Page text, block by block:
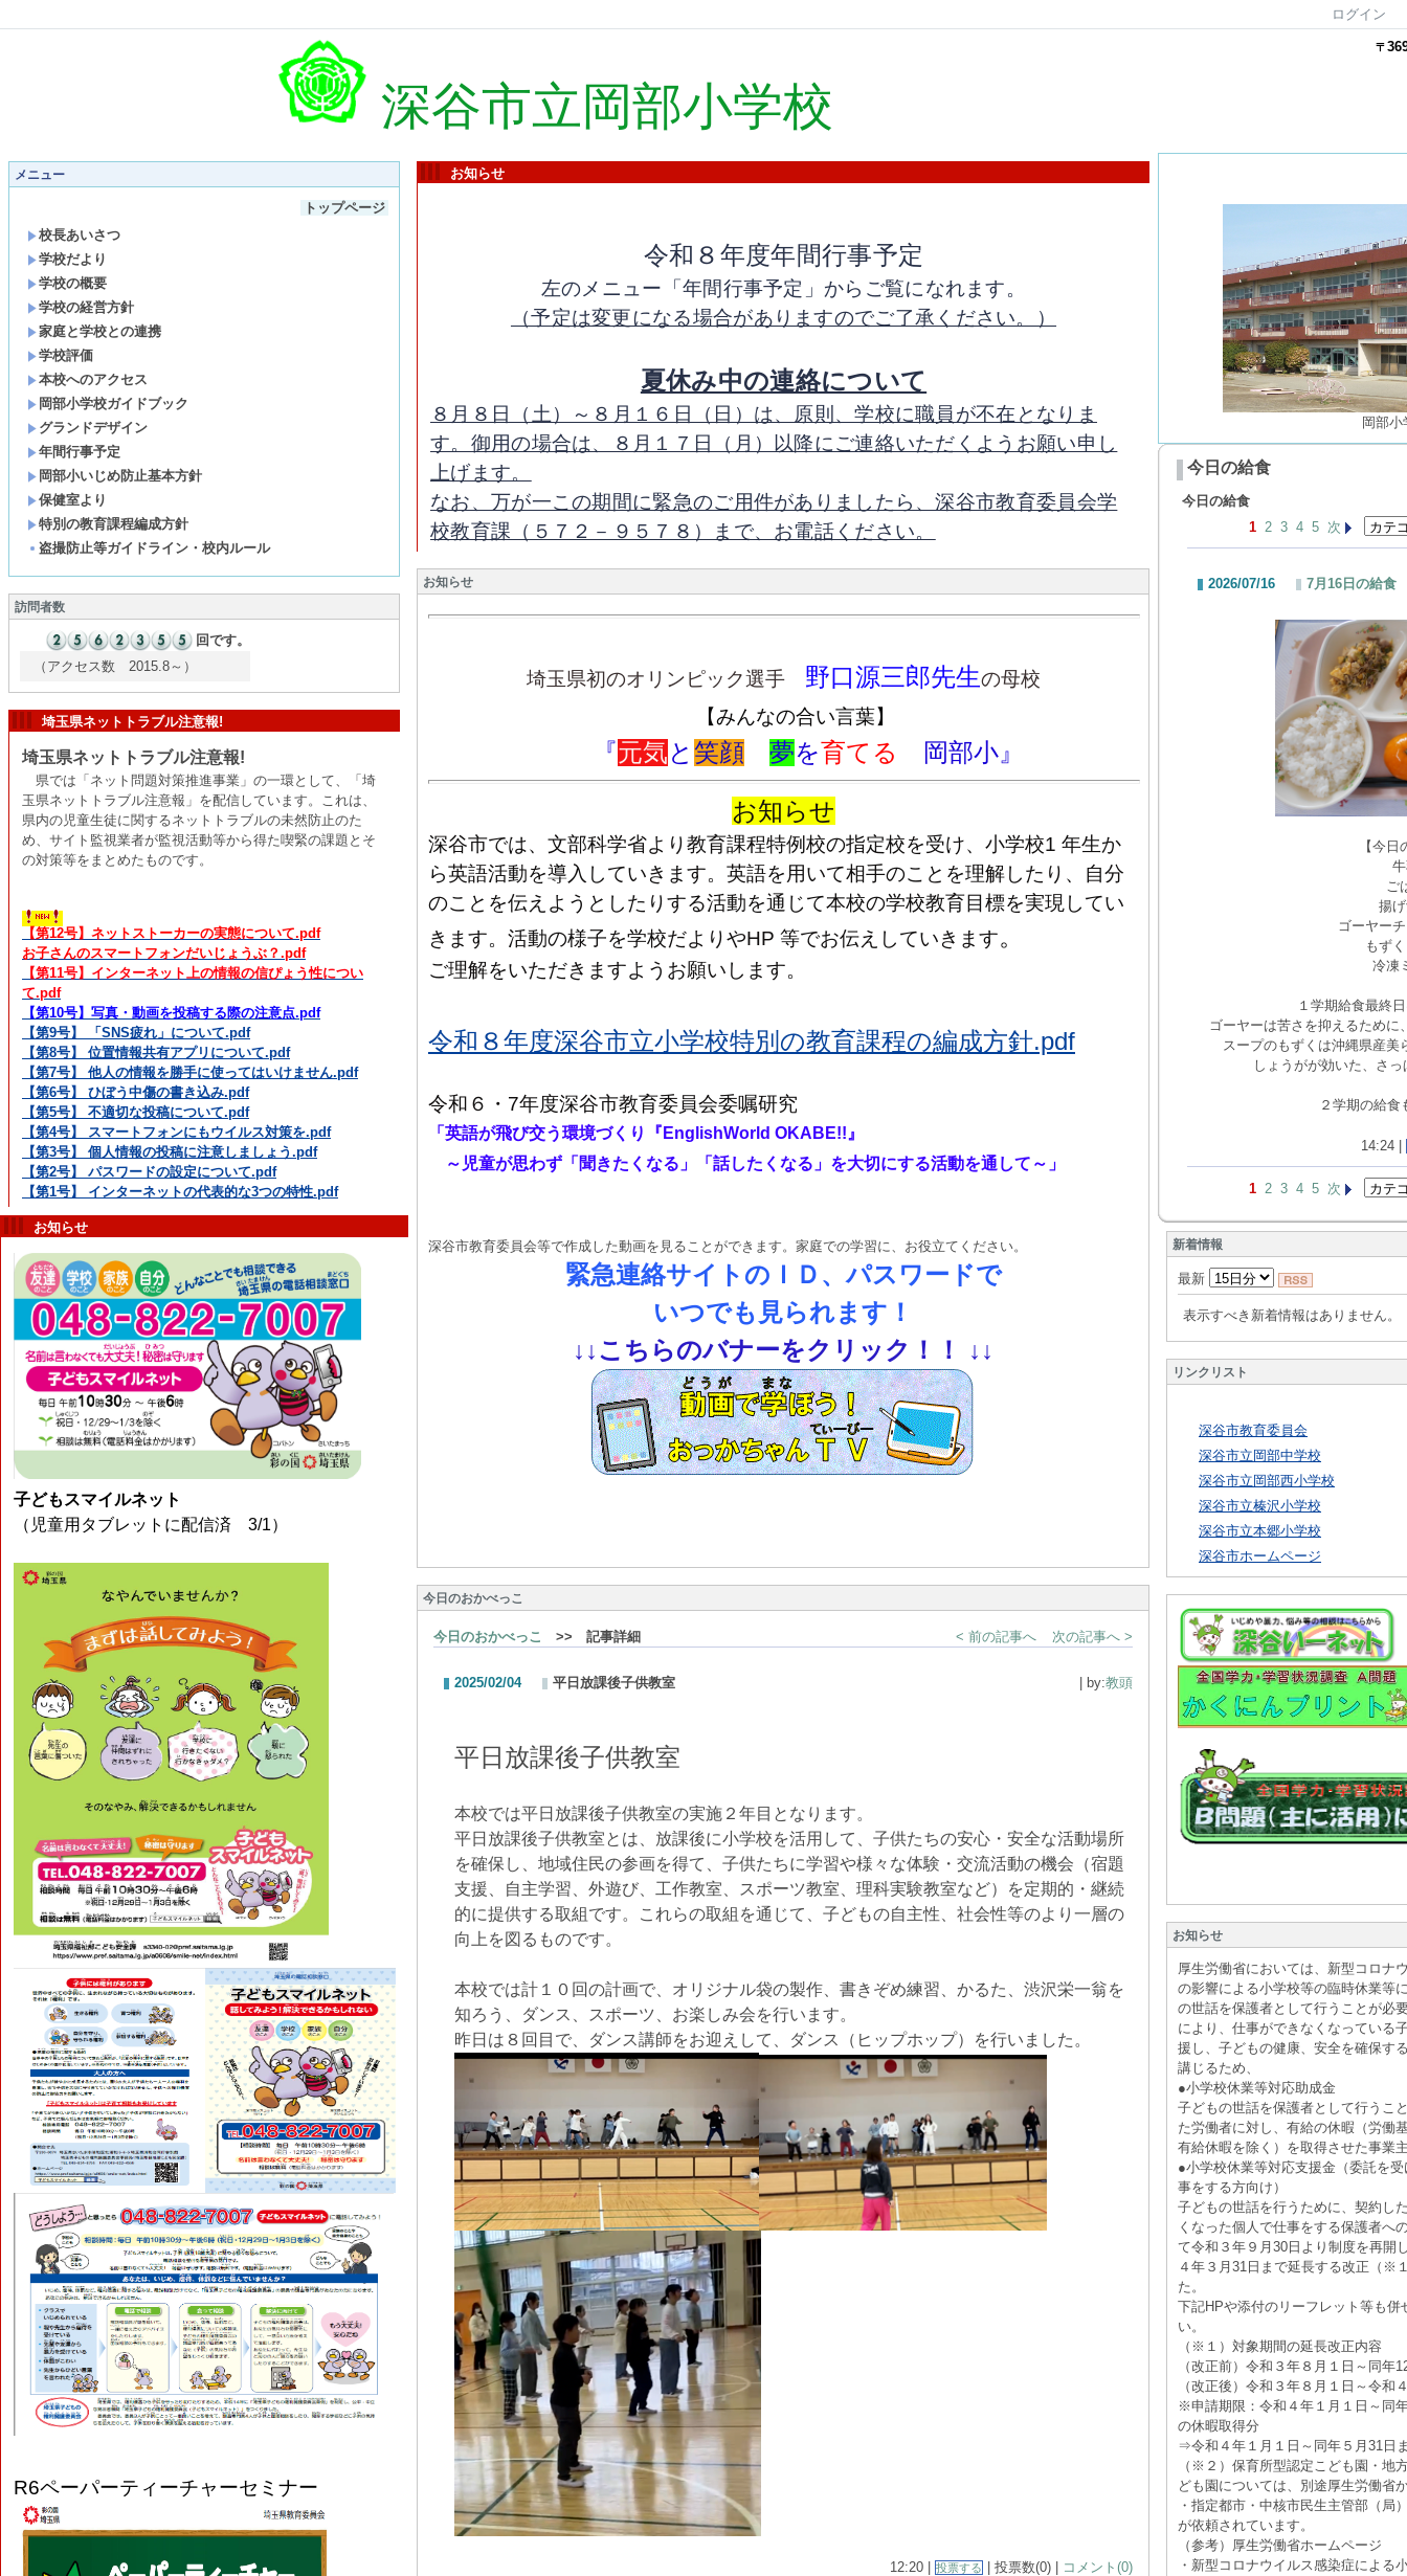
ログイン
深谷市立岡部小学校
〒
メニュー
トップページ
校長あいさつ
学校だより
学校の概要
学校の経営方針
家庭と学校との連携
学校評価
本校へのアクセス
岡部小学校ガイドブック
グランドデザイン
年間行事予定
岡部小いじめ防止基本方針
保健室より
特別の教育課程編成方針
盗撮防止等ガイドライン・校内ルール
訪問者数
回です。
（アクセス数 2015.8～）
埼玉県ネットトラブル注意報!
埼玉県ネットトラブル注意報!
県では「ネット問題対策推進事業」の一環として、「埼
玉県ネットトラブル注意報」を配信しています。これは、
県内の児童生徒に関するネットトラブルの未然防止のた
め、サイト監視業者が監視活動等から得た喫緊の課題とそ
の対策等をまとめたものです。
【第12号】ネットストーカーの実態について.pdf
お子さんのスマートフォンだいじょうぶ？.pdf
【第11号】インターネット上の情報の信ぴょう性につい
て.pdf
【第10号】写真・動画を投稿する際の注意点.pdf
【第9号】 「SNS疲れ」について.pdf
【第8号】 位置情報共有アプリについて.pdf
【第7号】 他人の情報を勝手に使ってはいけません.pdf
【第6号】 ひぼう中傷の書き込み.pdf
【第5号】 不適切な投稿について.pdf
【第4号】 スマートフォンにもウイルス対策を.pdf
【第3号】 個人情報の投稿に注意しましょう.pdf
【第2号】 パスワードの設定について.pdf
【第1号】 インターネットの代表的な3つの特性.pdf
お知らせ
子どもスマイルネット
（児童用タブレットに配信済 3/1）
R6ペーパーティーチャーセミナー
お知らせ
令和８年度年間行事予定
左のメニュー「年間行事予定」からご覧になれます。
（予定は変更になる場合がありますのでご了承ください。）
夏休み中の連絡について
８月８日（土）～８月１６日（日）は、原則、学校に職員が不在となりま
す。御用の場合は、８月１７日（月）以降にご連絡いただくようお願い申し
上げます。
なお、万が一この期間に緊急のご用件がありましたら、深谷市教育委員会学
校教育課（５７２－９５７８）まで、お電話ください。
お知らせ
埼玉県初のオリンピック選手 野口源三郎先生の母校
【みんなの合い言葉】
『元気と 笑顔 夢を育てる 岡部小』
お知らせ
深谷市では、文部科学省より教育課程特例校の指定校を受け、小学校1 年生か
ら英語活動を導入していきます。英語を用いて相手のことを理解したり、自分
のことを伝えようとしたりする活動を通じて本校の学校教育目標を実現してい
きます。活動の様子を学校だよりやHP 等でお伝えしていきます。
ご理解をいただきますようお願いします。
令和８年度深谷市立小学校特別の教育課程の編成方針.pdf
令和６・7年度深谷市教育委員会委嘱研究
「英語が飛び交う環境づくり『 EnglishWorld OKABE!!』
～児童が思わず「聞きたくなる」「話したくなる」を大切にする活動を通して～」
深谷市教育委員会等で作成した動画を見ることができます。家庭での学習に、お役立てください。
緊急連絡サイトのＩＤ、パスワードで
いつでも見られます！
↓ ↓こちらのバナーをクリック！！ ↓ ↓
今日のおかべっこ
今日のおかべっこ >> 記事詳細 < 前の記事へ 次の記事へ >
2025/02/04 平日放課後子供教室 | by:教頭
平日放課後子供教室
本校では平日放課後子供教室の実施２年目となります。
平日放課後子供教室とは、放課後に小学校を活用して、子供たちの安心・安全な活動場所
を確保し、地域住民の参画を得て、子供たちに学習や様々な体験・交流活動の機会（宿題
支援、自主学習、外遊び、工作教室、スポーツ教室、理科実験教室など）を定期的・継続
的に提供する取組です。これらの取組を通じて、子どもの自主性、社会性等のより一層の
向上を図るものです。
本校では計１０回の計画で、オリジナル袋の製作、書きぞめ練習、かるた、渋沢栄一翁を
知ろう、ダンス、スポーツ、お楽しみ会を行います。
昨日は８回目で、ダンス講師をお迎えして、ダンス（ヒップホップ）を行いました。
12:20 | 投票する | 投票数(0) | コメント(0)
岡部小
今日の給食
今日の給食
1 2 3 4 5 次
2026/07/16 7月16日の給食
【今日
ご
揚
ゴーヤー
もず
冷凍
１学期給食最終
ゴーヤーは苦さを抑えるため
スープのもずくは沖縄県産美
しょうがが効いた、さ
２学期の給食
14:24 |
1 2 3 4 5 次
新着情報
最新
表示すべき新着情報はありません。
リンクリスト
深谷市教育委員会
深谷市立岡部中学校
深谷市立岡部西小学校
深谷市立榛沢小学校
深谷市立本郷小学校
深谷市ホームページ
お知らせ
厚生労働省においては、新型コロナ
の影響による小学校等の臨時休業等
の世話を保護者として行うことが必
により、仕事ができなくなっている
援し、子どもの健康、安全を確保す
講じるため、
●小学校休業等対応助成金
子どもの世話を保護者として行うこ
た労働者に対し、有給の休暇（労働
有給休暇を除く）を取得させた事業
●小学校休業等対応支援金（委託を
事をする方向け）
子どもの世話を行うために、契約し
くなった個人で仕事をする保護者へ
て令和３年９月30日より制度を再開
４年３月31日まで延長する改正（※
た。
下記HPや添付のリーフレット等も併
い。
（※１）対象期間の延長改正内容
（改正前）令和３年８月１日～同年
（改正後）令和３年８月１日～令和
※申請期限：令和４年１月１日～同
の休暇取得分
⇒令和４年１月１日～同年５月31日
（※２）保育所型認定こども園・地
ども園については、別途厚生労働省
・指定都市・中核市民生主管部（局
が依頼されています。
（参考）厚生労働省ホームページ
・新型コロナウイルス感染症による